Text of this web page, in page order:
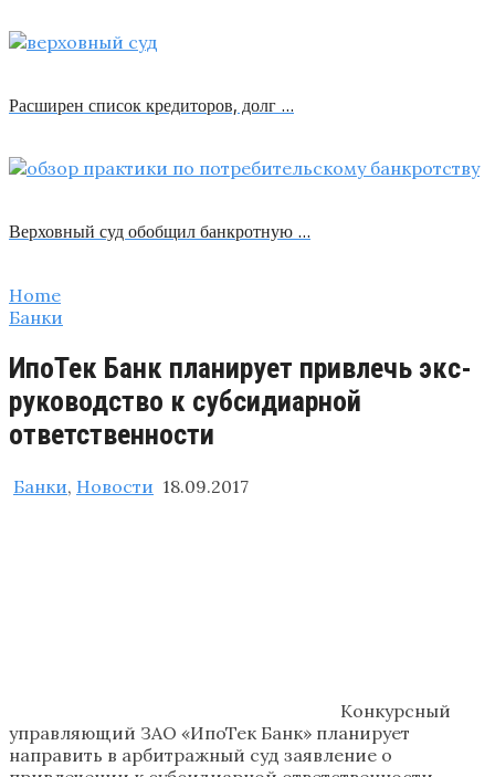
Расширен список кредиторов, долг …
Верховный суд обобщил банкротную …
Home
Банки
ИпоТек Банк планирует привлечь экс-
руководство к субсидиарной
ответственности
Банки, Новости 18.09.2017
Конкурсный
управляющий ЗАО «ИпоТек Банк» планирует
направить в арбитражный суд заявление о